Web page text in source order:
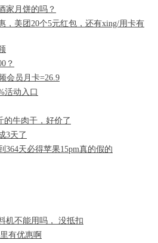
家月饼的吗？
，美团20个5元红包，还有xing/用卡有
？
会员月卡=26.9
活动入口
的牛肉干，好价了
3天了
364天必得苹果15pm真的假的
机不能用吗， 没抵扣
有优惠啊